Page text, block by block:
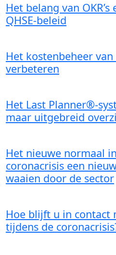
Het belang van OKR’s
QHSE-beleid
Het kostenbeheer
verbeteren
Het Last Planner®-
maar uitgebreid
Het nieuwe normaal
coronacrisis een
waaien door de sector
Hoe blijft u in contact
tijdens de